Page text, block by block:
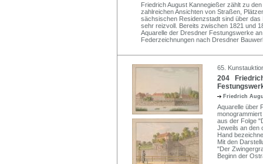
Friedrich August Kannegießer zählt zu
zahlreichen Ansichten von Straßen,
sächsischen Residenzstadt sind über
sehr reizvoll. Bereits zwischen 1821 und
Aquarelle der Dresdner Festungswerke
Federzeichnungen nach Dresdner
65.
204
Friedrich
Aquarelle über
aus der Folge
Jeweils an den
Hand
Mit den
"Der
Beginn der